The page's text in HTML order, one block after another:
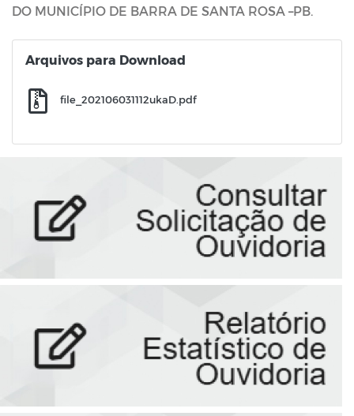
DO MUNICÍPIO DE BARRA DE SANTA ROSA –PB.
Arquivos para Download
file_202106031112ukaD.pdf